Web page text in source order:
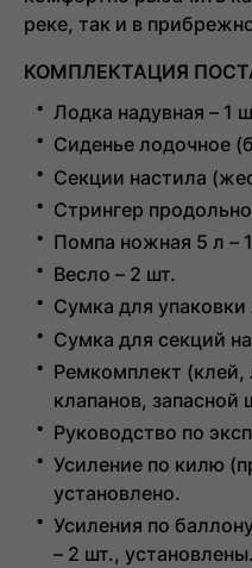
реке, так и в
КОМПЛЕКТАЦИЯ
Лодка надувная – 1
Сиденье лодочное
Секции настила
Стрингер
Помпа ножная 5 л –
Весло – 2 шт.
Сумка для упаковки
Сумка для секций
Ремкомплект
клапанов, запасной
Руководство по
Усиление по килю
установлено.
Усиления по
– 2 шт., установлены.